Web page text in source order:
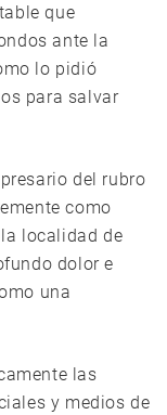
que
ante la
lo pidió
para salvar
del rubro
como
localidad de
dolor e
una
las
y medios de